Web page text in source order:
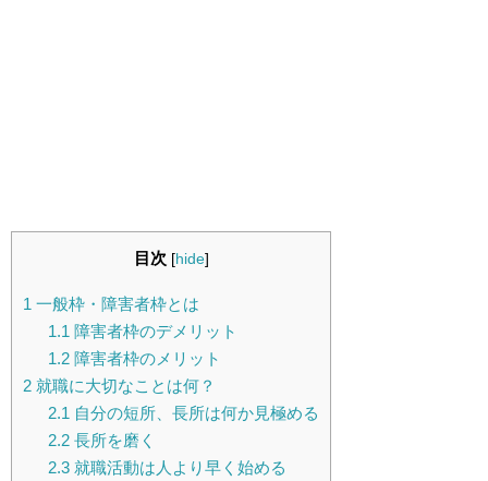
目次 [hide]
1 一般枠・障害者枠とは
1.1 障害者枠のデメリット
1.2障害者枠のメリット
2 就職に大切なことは何？
2.1 自分の短所、長所は何か見極める
2.2長所を磨く
2.3就職活動は人より早く始める